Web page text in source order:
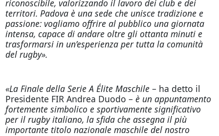
riconoscibile, valorizzando il lavoro dei club e dei
territori. Padova è una sede che unisce tradizione e
passione: vogliamo offrire al pubblico una giornata
intensa, capace di andare oltre gli ottanta minuti e
trasformarsi in un’esperienza per tutta la comunità
del rugby».
«La Finale della Serie A Élite Maschile – ha detto il
Presidente FIR Andrea Duodo – è un appuntamento
fortemente simbolico e sportivamente significativo
per il rugby italiano, la sfida che assegna il più
importante titolo nazionale maschile del nostro